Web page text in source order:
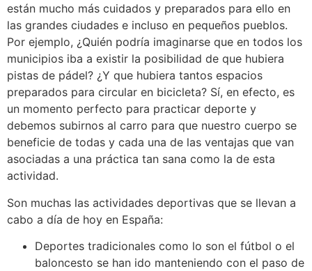
están mucho más cuidados y preparados para ello en
las grandes ciudades e incluso en pequeños pueblos.
Por ejemplo, ¿Quién podría imaginarse que en todos los
municipios iba a existir la posibilidad de que hubiera
pistas de pádel? ¿Y que hubiera tantos espacios
preparados para circular en bicicleta? Sí, en efecto, es
un momento perfecto para practicar deporte y
debemos subirnos al carro para que nuestro cuerpo se
beneficie de todas y cada una de las ventajas que van
asociadas a una práctica tan sana como la de esta
actividad.
Son muchas las actividades deportivas que se llevan a
cabo a día de hoy en España:
Deportes tradicionales como lo son el fútbol o el
baloncesto se han ido manteniendo con el paso de